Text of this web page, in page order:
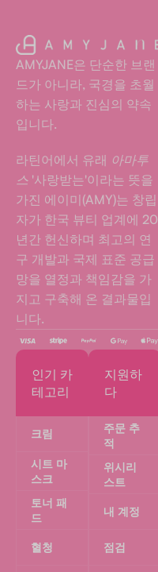
AMYJANE은 단순한 브랜
드가 아니라, 국경을 초월
하는 사랑과 진심의 약속
입니다.
라틴어에서 유래 아마투
스 '사랑받는'이라는 뜻을
가진 에이미(AMY)는 창립
자가 한국 뷰티 업계에 20
년간 헌신하며 최고의 연
구 개발과 국제 표준 공급
망을 열정과 책임감을 가
지고 구축해 온 결과물입
니다.
인기 카
테고리
크림
시트 마
스크
토너 패
드
혈청
지원하
다
주문 추
적
위시리
스트
내 계정
점검